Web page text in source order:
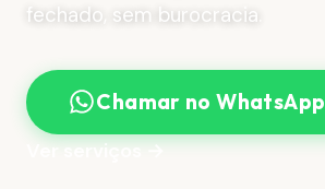
fechado, sem burocracia.
Chamar no WhatsApp
Ver serviços →